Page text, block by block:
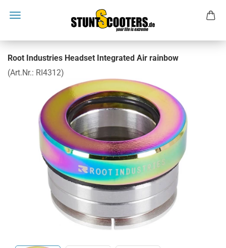
Root Industries Headset Integrated Air rainbow
(Art.Nr.: RI4312)